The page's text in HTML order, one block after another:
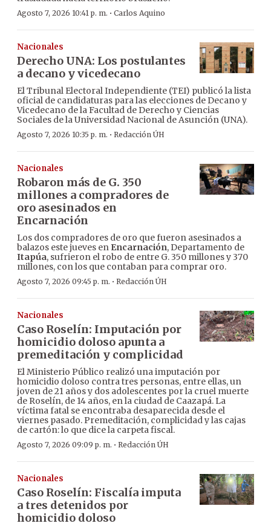
Agosto 7, 2026 10:41 p. m. · Carlos Aquino
Nacionales
Derecho UNA: Los postulantes
a decano y vicedecano
El Tribunal Electoral Independiente (TEI) publicó la lista
oficial de candidaturas para las elecciones de Decano y
Vicedecano de la Facultad de Derecho y Ciencias
Sociales de la Universidad Nacional de Asunción (UNA).
Agosto 7, 2026 10:35 p. m. · Redacción ÚH
Nacionales
Robaron más de G. 350
millones a compradores de
oro asesinados en
Encarnación
Los dos compradores de oro que fueron asesinados a
balazos este jueves en Encarnación, Departamento de
Itapúa, sufrieron el robo de entre G. 350 millones y 370
millones, con los que contaban para comprar oro.
Agosto 7, 2026 09:45 p. m. · Redacción ÚH
Nacionales
Caso Roselín: Imputación por
homicidio doloso apunta a
premeditación y complicidad
El Ministerio Público realizó una imputación por
homicidio doloso contra tres personas, entre ellas, un
joven de 21 años y dos adolescentes por la cruel muerte
de Roselín, de 14 años, en la ciudad de Caazapá. La
víctima fatal se encontraba desaparecida desde el
viernes pasado. Premeditación, complicidad y las cajas
de cartón: lo que dice la carpeta fiscal.
Agosto 7, 2026 09:09 p. m. · Redacción ÚH
Nacionales
Caso Roselín: Fiscalía imputa
a tres detenidos por
homicidio doloso